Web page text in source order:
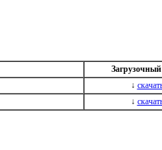
Загрузочный
↓
↓